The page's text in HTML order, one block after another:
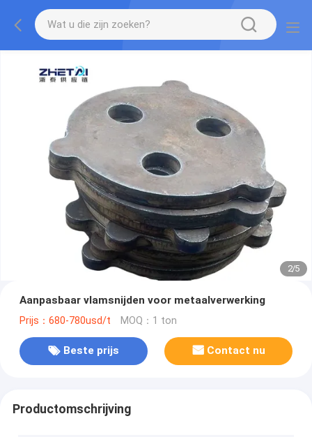
2/5
Aanpasbaar vlamsnijden voor metaalverwerking
Prijs：680-780usd/t MOQ：1 ton
Beste prijs Contact nu
Productomschrijving